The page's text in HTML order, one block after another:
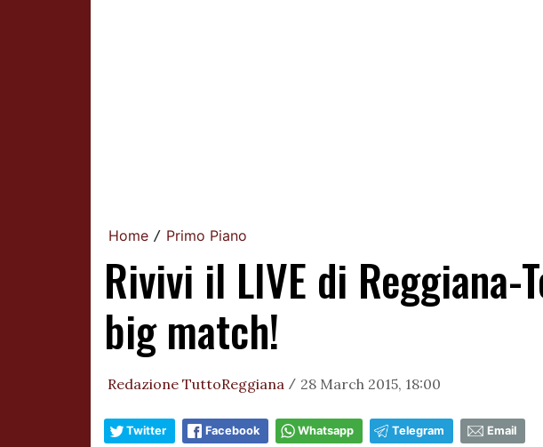
Home / Primo Piano
Rivivi il LIVE di
big match!
Redazione TuttoReggiana / 28 March 2015, 18:00
Twitter Facebook Whatsapp Telegram Email